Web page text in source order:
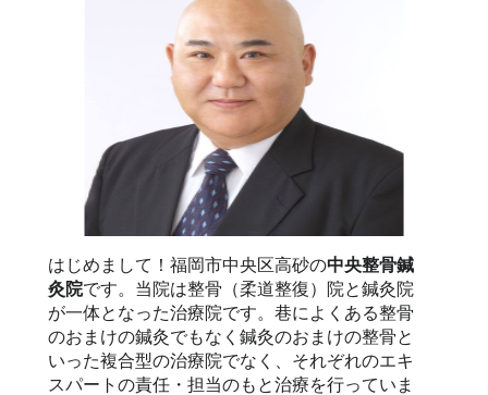
はじめまして！福岡市中央区高砂の中央整骨鍼
灸院です。当院は整骨（柔道整復）院と鍼灸院
が一体となった治療院です。巷によくある整骨
のおまけの鍼灸でもなく鍼灸のおまけの整骨と
いった複合型の治療院でなく、それぞれのエキ
スパートの責任・担当のもと治療を行っていま